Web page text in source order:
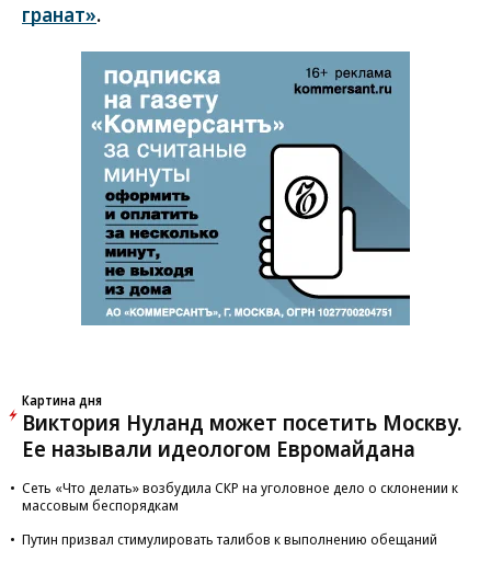
гранат».
Картина дня
Виктория Нуланд может посетить Москву.
Ее называли идеологом Евромайдана
Сеть «Что делать» возбудила СКР на уголовное дело о склонении к
массовым беспорядкам
Путин призвал стимулировать талибов к выполнению обещаний